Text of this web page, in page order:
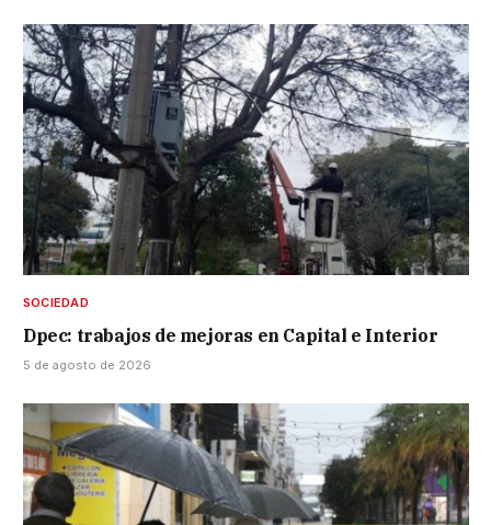
SOCIEDAD
Dpec: trabajos de mejoras en Capital e Interior
5 de agosto de 2026